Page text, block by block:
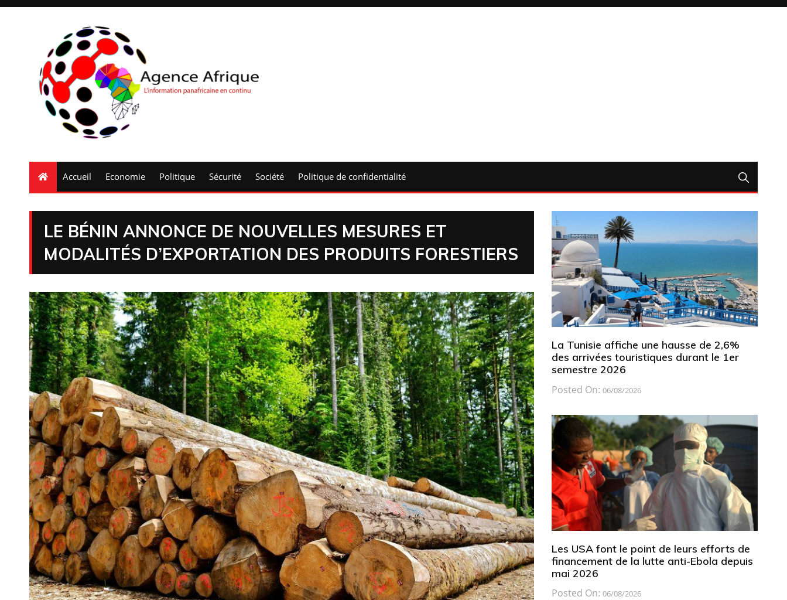
Accueil Economie Politique Sécurité Société Politique de confidentialité
LE BÉNIN ANNONCE DE NOUVELLES MESURES ET
MODALITÉS D’EXPORTATION DES PRODUITS FORESTIERS
La Tunisie affiche une hausse de 2,6%
des arrivées touristiques durant le 1er
semestre 2026
Posted On: 06/08/2026
Les USA font le point de leurs efforts de
financement de la lutte anti-Ebola depuis
mai 2026
Posted On: 06/08/2026